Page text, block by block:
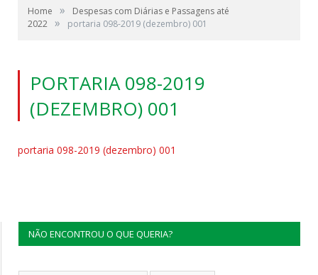
Home »
Despesas com Diárias e Passagens até
2022 » portaria 098-2019 (dezembro) 001
PORTARIA 098-2019
(DEZEMBRO) 001
portaria 098-2019 (dezembro) 001
NÃO ENCONTROU O QUE QUERIA?